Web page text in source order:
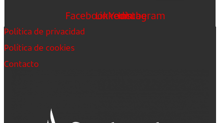
FacebookLinkedin
Youtube
Instagram
Política de privacidad
Política de cookies
Contacto